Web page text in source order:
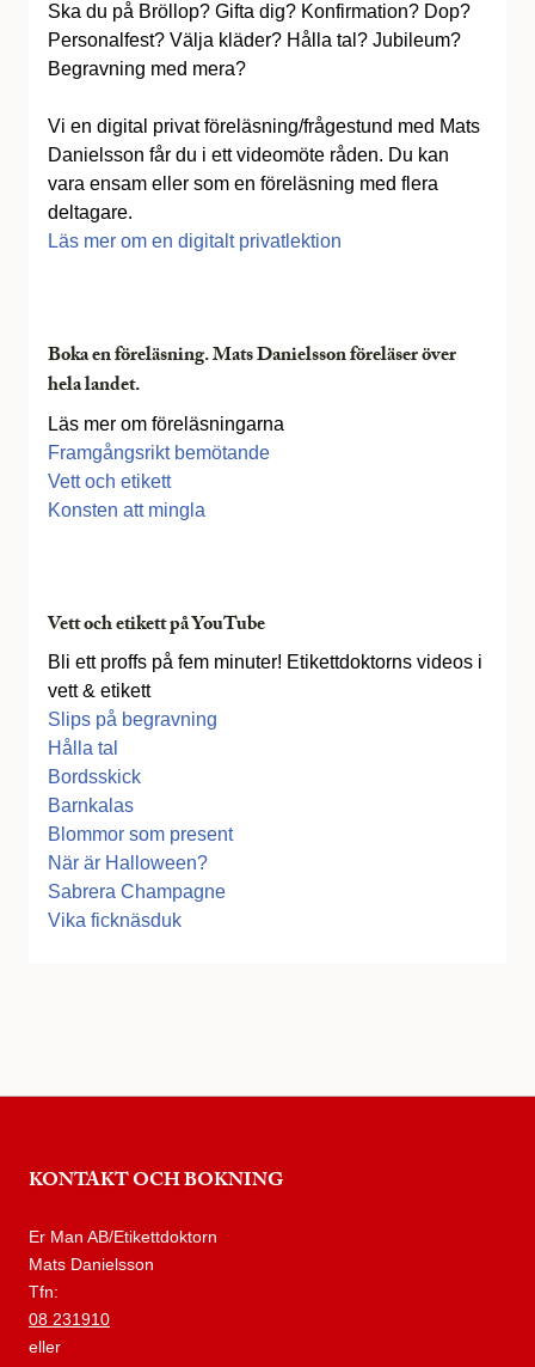
Ska du på Bröllop? Gifta dig? Konfirmation? Dop?
Personalfest? Välja kläder? Hålla tal? Jubileum?
Begravning med mera?
Vi en digital privat föreläsning/frågestund med Mats
Danielsson får du i ett videomöte råden. Du kan
vara ensam eller som en föreläsning med flera
deltagare.
Läs mer om en digitalt privatlektion
Boka en föreläsning. Mats Danielsson föreläser över
hela landet.
Läs mer om föreläsningarna
Framgångsrikt bemötande
Vett och etikett
Konsten att mingla
Vett och etikett på YouTube
Bli ett proffs på fem minuter! Etikettdoktorns videos i
vett & etikett
Slips på begravning
Hålla tal
Bordsskick
Barnkalas
Blommor som present
När är Halloween?
Sabrera Champagne
Vika ficknäsduk
KONTAKT OCH BOKNING
Er Man AB/Etikettdoktorn
Mats Danielsson
Tfn:
08 231910
eller